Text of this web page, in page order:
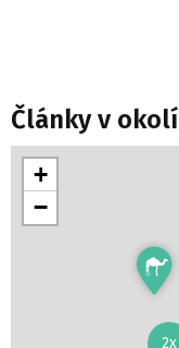
Články v okolí
2x
+
−